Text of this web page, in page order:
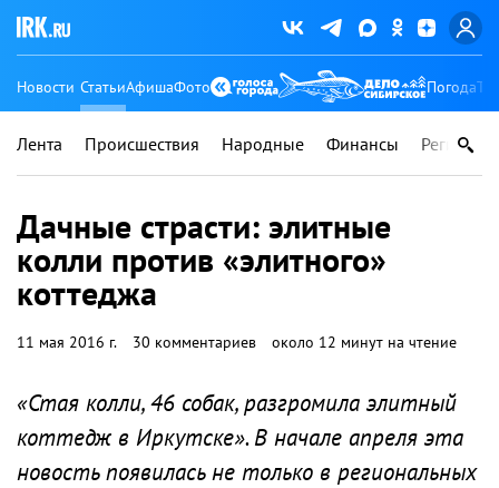
Новости СтатьиАфишаФото Погода
Лента Происшествия Народные Финансы Регионы
Дачные страсти: элитные
колли против «элитного»
коттеджа
11 мая 2016 г. 30 комментариев около 12 минут на чтение
«Стая колли, 46 собак, разгромила элитный
коттедж в Иркутске». В начале апреля эта
новость появилась не только в региональных